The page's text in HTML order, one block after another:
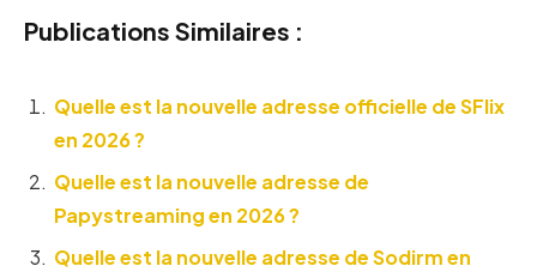
Publications Similaires :
Quelle est la nouvelle adresse officielle de SFlix
en 2026 ?
Quelle est la nouvelle adresse de
Papystreaming en 2026 ?
Quelle est la nouvelle adresse de Sodirm en